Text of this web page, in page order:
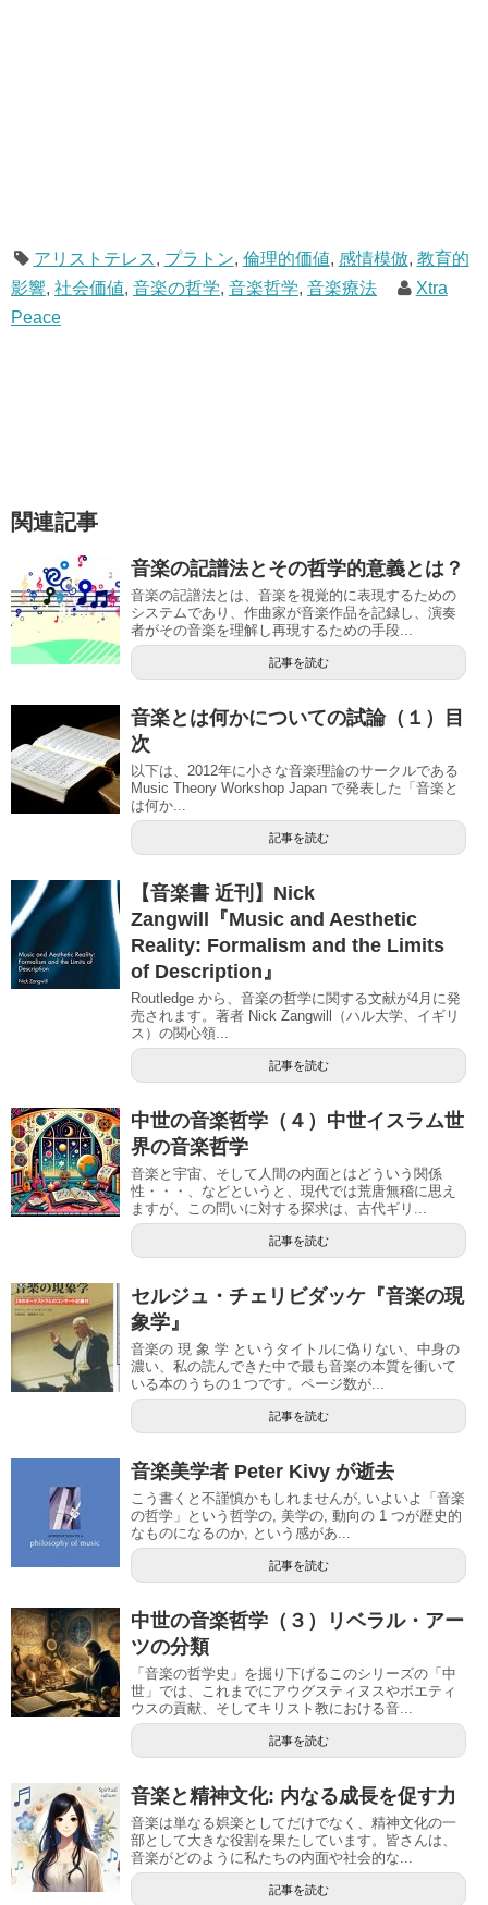
アリストテレス, プラトン, 倫理的価値, 感情模倣, 教育的
影響, 社会価値, 音楽の哲学, 音楽哲学, 音楽療法
Xtra
Peace
関連記事
音楽の記譜法とその哲学的意義とは？
音楽の記譜法とは、音楽を視覚的に表現するための
システムであり、作曲家が音楽作品を記録し、演奏
者がその音楽を理解し再現するための手段...
記事を読む
音楽とは何かについての試論（１）目
次
以下は、2012年に小さな音楽理論のサークルである
Music Theory Workshop Japan で発表した「音楽と
は何か...
記事を読む
【音楽書 近刊】Nick
Zangwill『Music and Aesthetic
Reality: Formalism and the Limits
of Description』
Routledge から、音楽の哲学に関する文献が4月に発
売されます。著者 Nick Zangwill（ハル大学、イギリ
ス）の関心領...
記事を読む
中世の音楽哲学（４）中世イスラム世
界の音楽哲学
音楽と宇宙、そして人間の内面とはどういう関係
性・・・、などというと、現代では荒唐無稽に思え
ますが、この問いに対する探求は、古代ギリ...
記事を読む
セルジュ・チェリビダッケ『音楽の現
象学』
音楽の 現 象 学 というタイトルに偽りない、中身の
濃い、私の読んできた中で最も音楽の本質を衝いて
いる本のうちの１つです。ページ数が...
記事を読む
音楽美学者 Peter Kivy が逝去
こう書くと不謹慎かもしれませんが, いよいよ「音楽
の哲学」という哲学の, 美学の, 動向の 1 つが歴史的
なものになるのか, という感があ...
記事を読む
中世の音楽哲学（３）リベラル・アー
ツの分類
「音楽の哲学史」を掘り下げるこのシリーズの「中
世」では、これまでにアウグスティヌスやボエティ
ウスの貢献、そしてキリスト教における音...
記事を読む
音楽と精神文化: 内なる成長を促す力
音楽は単なる娯楽としてだけでなく、精神文化の一
部として大きな役割を果たしています。皆さんは、
音楽がどのように私たちの内面や社会的な...
記事を読む